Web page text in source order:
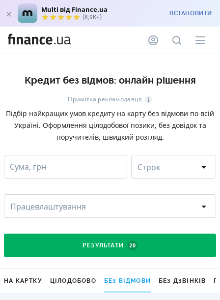
Multi від Finance.ua
(8,9K+) ВСТАНОВИТИ
Кредит без відмов: онлайн рішення
Примітка рекламодавця
Підбір найкращих умов кредиту на карту без відмови по всій
Україні. Оформлення цілодобової позики, без довідок та
поручителів, швидкий розгляд.
Сума, грн Строк
Працевлаштування
РЕЗУЛЬТАТИ 20
НА КАРТКУ ЦІЛОДОБОВО БЕЗ ВІДМОВИ БЕЗ ДЗВІНКІВ